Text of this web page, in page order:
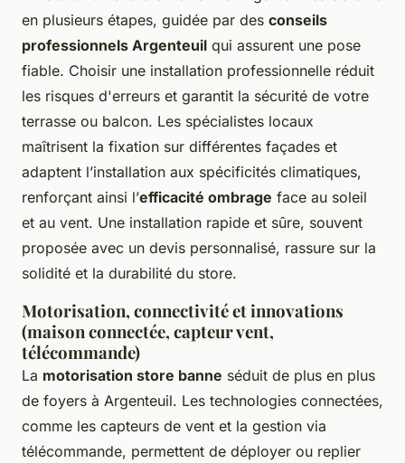
en plusieurs étapes, guidée par des conseils
professionnels Argenteuil qui assurent une pose
fiable. Choisir une installation professionnelle réduit
les risques d'erreurs et garantit la sécurité de votre
terrasse ou balcon. Les spécialistes locaux
maîtrisent la fixation sur différentes façades et
adaptent l’installation aux spécificités climatiques,
renforçant ainsi l’efficacité ombrage face au soleil
et au vent. Une installation rapide et sûre, souvent
proposée avec un devis personnalisé, rassure sur la
solidité et la durabilité du store.
Motorisation, connectivité et innovations
(maison connectée, capteur vent,
télécommande)
La motorisation store banne séduit de plus en plus
de foyers à Argenteuil. Les technologies connectées,
comme les capteurs de vent et la gestion via
télécommande, permettent de déployer ou replier